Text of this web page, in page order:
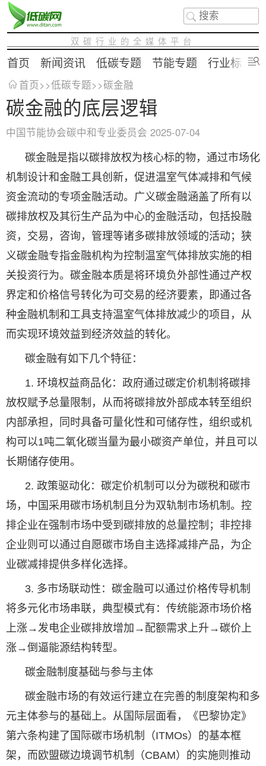
双碳行业的全媒体平台
首页 新闻资讯 低碳专题 节能专题 行业标准
首页>>低碳专题>>碳金融
碳金融的底层逻辑
中国节能协会碳中和专业委员会 2025-07-04
碳金融是指以碳排放权为核心标的物，通过市场化
机制设计和金融工具创新，促进温室气体减排和气候
资金流动的专项金融活动。广义碳金融涵盖了所有以
碳排放权及其衍生产品为中心的金融活动，包括投融
资，交易，咨询，管理等诸多碳排放领域的活动；狭
义碳金融专指金融机构为控制温室气体排放实施的相
关投资行为。碳金融本质是将环境负外部性通过产权
界定和价格信号转化为可交易的经济要素，即通过各
种金融机制和工具支持温室气体排放减少的项目，从
而实现环境效益到经济效益的转化。
碳金融有如下几个特征：
1. 环境权益商品化：政府通过碳定价机制将碳排
放权赋予总量限制，从而将碳排放外部成本转至组织
内部承担，同时具备可量化性和可储存性，组织或机
构可以1吨二氧化碳当量为最小碳资产单位，并且可以
长期储存使用。
2. 政策驱动化：碳定价机制可以分为碳税和碳市
场，中国采用碳市场机制且分为双轨制市场机制。控
排企业在强制市场中受到碳排放的总量控制；非控排
企业则可以通过自愿碳市场自主选择减排产品，为企
业碳减排提供多样化选择。
3. 多市场联动性：碳金融可以通过价格传导机制
将多元化市场串联，典型模式有：传统能源市场价格
上涨→发电企业碳排放增加→配额需求上升→碳价上
涨→倒逼能源结构转型。
碳金融制度基础与参与主体
碳金融市场的有效运行建立在完善的制度架构和多
元主体参与的基础上。从国际层面看，《巴黎协定》
第六条构建了国际碳市场机制（ITMOs）的基本框
架，而欧盟碳边境调节机制（CBAM）的实施则推动